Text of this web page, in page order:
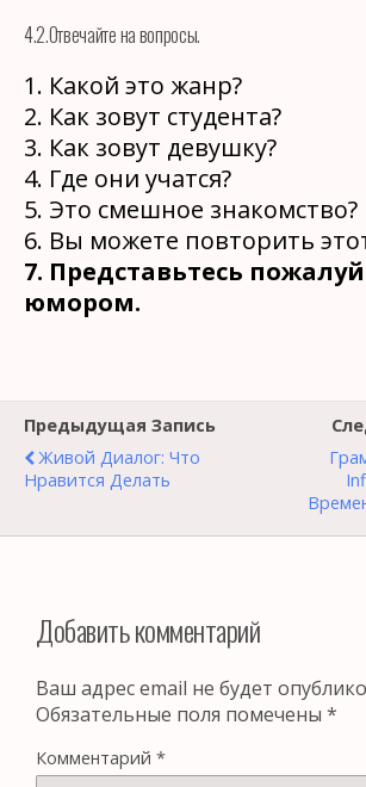
4.2.Отвечайте на вопросы.
1. Какой это жанр?
2. Как зовут студента?
3. Как зовут девушку?
4. Где они учатся?
5. Это смешное знакомство?
6. Вы можете повторить
7. Представьтесь
юмором.
Предыдущая Запись
Живой Диалог: Что
Нравится Делать
Добавить комментарий
Ваш адрес email не будет
Обязательные поля помечены *
Комментарий *